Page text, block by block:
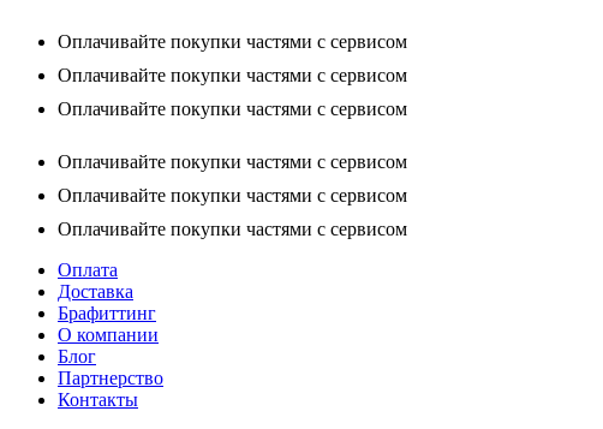
Оплачивайте покупки частями с сервисом
Оплачивайте покупки частями с сервисом
Оплачивайте покупки частями с сервисом
Оплачивайте покупки частями с сервисом
Оплачивайте покупки частями с сервисом
Оплачивайте покупки частями с сервисом
Оплата
Доставка
Брафиттинг
О компании
Блог
Партнерство
Контакты